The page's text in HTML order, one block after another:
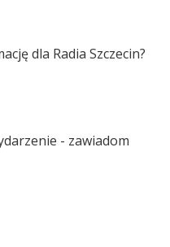
dla Radia Szczecin?
- zawiadom